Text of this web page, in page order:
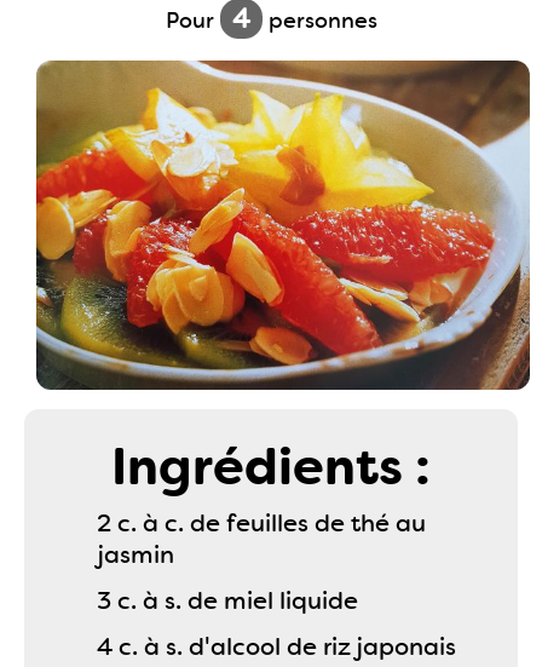
Pour 4 personnes
Ingrédients :
2 c. à c. de feuilles de thé au
jasmin
3 c. à s. de miel liquide
4 c. à s. d'alcool de riz japonais